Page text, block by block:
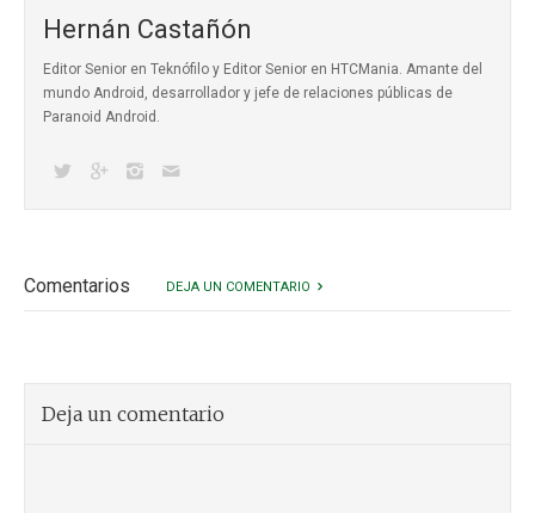
Hernán Castañón
Editor Senior en Teknófilo y Editor Senior en HTCMania. Amante del
mundo Android, desarrollador y jefe de relaciones públicas de
Paranoid Android.
Comentarios DEJA UN COMENTARIO
Deja un comentario